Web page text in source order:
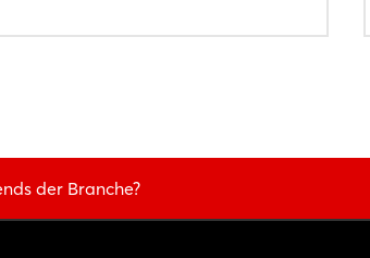
der Branche?